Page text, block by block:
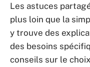
Les astuces
plus loin que la
y trouve des
des besoins
conseils sur le